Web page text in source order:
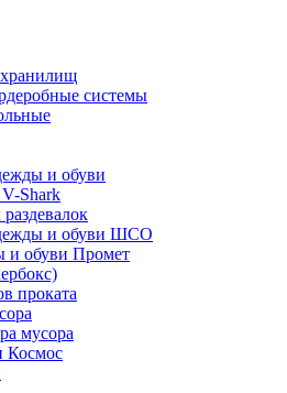
системы
и обуви
Shark
и обуви ШСО
обуви Промет
проката
мусора
Космос